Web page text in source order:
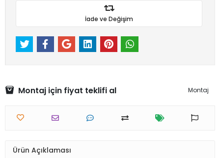
İade ve Değişim
Montaj için fiyat teklifi al Montaj
Ürün Açıklaması